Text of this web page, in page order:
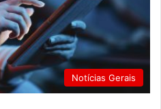
Notícias Gerais